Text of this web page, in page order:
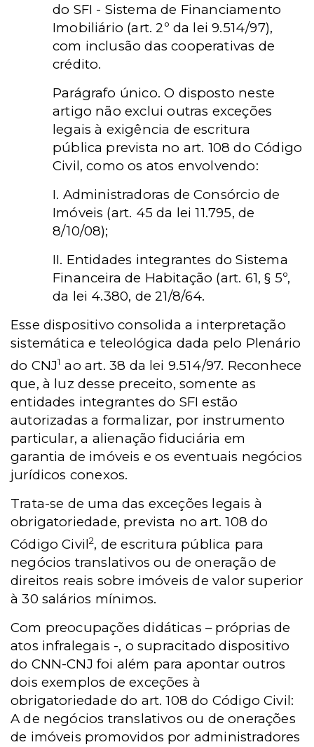
do SFI - Sistema de Financiamento
Imobiliário (art. 2º da lei 9.514/97),
com inclusão das cooperativas de
crédito.
Parágrafo único. O disposto neste
artigo não exclui outras exceções
legais à exigência de escritura
pública prevista no art. 108 do Código
Civil, como os atos envolvendo:
I. Administradoras de Consórcio de
Imóveis (art. 45 da lei 11.795, de
8/10/08);
II. Entidades integrantes do Sistema
Financeira de Habitação (art. 61, § 5º,
da lei 4.380, de 21/8/64.
Esse dispositivo consolida a interpretação
sistemática e teleológica dada pelo Plenário
do CNJ1 ao art. 38 da lei 9.514/97. Reconhece
que, à luz desse preceito, somente as
entidades integrantes do SFI estão
autorizadas a formalizar, por instrumento
particular, a alienação fiduciária em
garantia de imóveis e os eventuais negócios
jurídicos conexos.
Trata-se de uma das exceções legais à
obrigatoriedade, prevista no art. 108 do
Código Civil2, de escritura pública para
negócios translativos ou de oneração de
direitos reais sobre imóveis de valor superior
à 30 salários mínimos.
Com preocupações didáticas – próprias de
atos infralegais -, o supracitado dispositivo
do CNN-CNJ foi além para apontar outros
dois exemplos de exceções à
obrigatoriedade do art. 108 do Código Civil:
A de negócios translativos ou de onerações
de imóveis promovidos por administradores